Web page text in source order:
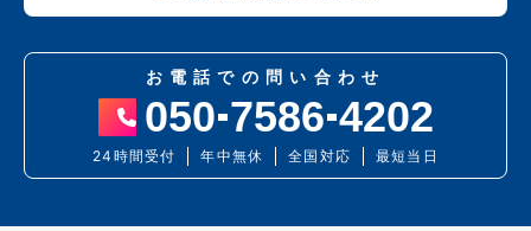
お電話での問い合わせ
050 7586 4202
24時間受付 年中無休 全国対応 最短当日